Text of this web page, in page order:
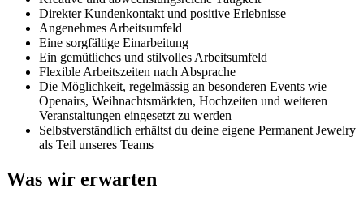
Direkter Kundenkontakt und positive Erlebnisse
Angenehmes Arbeitsumfeld
Eine sorgfältige Einarbeitung
Ein gemütliches und stilvolles Arbeitsumfeld
Flexible Arbeitszeiten nach Absprache
Die Möglichkeit, regelmässig an besonderen Events wie
Openairs, Weihnachtsmärkten, Hochzeiten und weiteren
Veranstaltungen eingesetzt zu werden
Selbstverständlich erhältst du deine eigene Permanent Jewelry
als Teil unseres Teams
Was wir erwarten